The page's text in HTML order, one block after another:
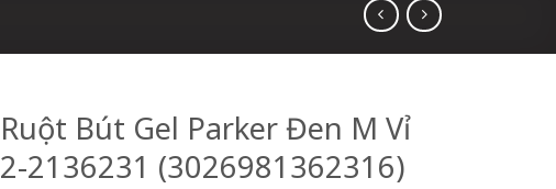
Ruột Bút Gel Parker Đen M Vỉ
2-2136231 (3026981362316)